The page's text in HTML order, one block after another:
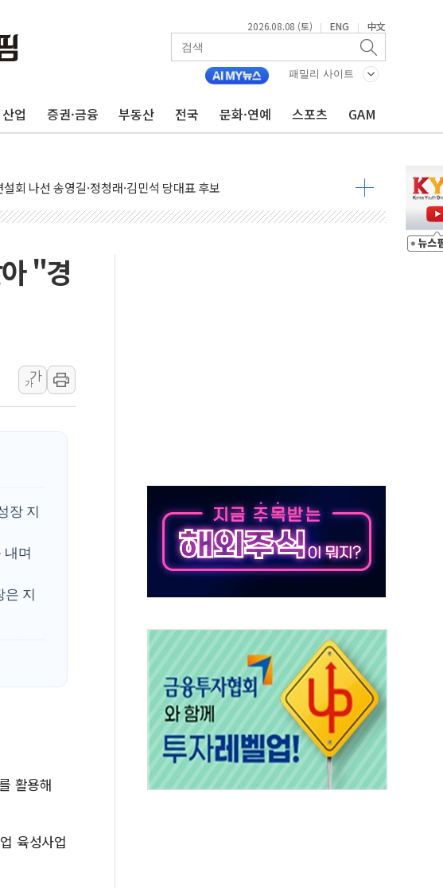
2026.08.08 (토) | ENG | 中文
패밀리 사이트
산업 증권·금융 부동산 전국 문화·연예 스포츠 GAM
우특보'-포항 '산사태 주의보'...경북도, 호우 피해·통제구간 없어
제주·인천 경선서 정청래에 승리...47.75% vs 42.08%
석 당대표 후보
인천 경선 결과 발표...김민석 45.09% 정청래 43.27% 송영길 11.63%
제주 경선 결과 발표...김민석 52.64% 정청래 39.89% 송영길 7.47%
하다 참변…60대 환경미화원 수거차에 치여 사망
주택가서 흉기 난동…60대 남성 2명 숨져
혼 때문에 손해 보는 일 없게"…'결혼 페널티' 22개 과제 손본다
갯벌서 해루질 중 실종 60대 나흘만에 숨진 채 발견
툼 중 어머니 흉기 살해 10대 아들 체포
민석에 '뻔뻔' 받아친 정청래…제주 연설서 신경전 고조
ISA 개편 재검토 지시…與 "적극 환영"·野 "졸속 국정"
"경
가
가
장 지
내며
은 지
활용해
육성사업